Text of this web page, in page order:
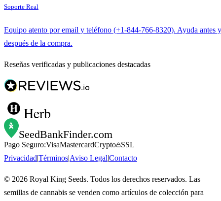
Soporte Real
Equipo atento por email y teléfono (+1-844-766-8320). Ayuda antes y
después de la compra.
Reseñas verificadas y publicaciones destacadas
Herb
SeedBankFinder.com
Pago Seguro:VisaMastercardCrypto
SSL
PrivacidadTérminosAviso LegalContacto
© 2026 Royal King Seeds. Todos los derechos reservados. Las
semillas de cannabis se venden como artículos de colección para